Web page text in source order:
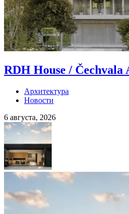
RDH House / Čechvala
Архитектура
Новости
6 августа, 2026